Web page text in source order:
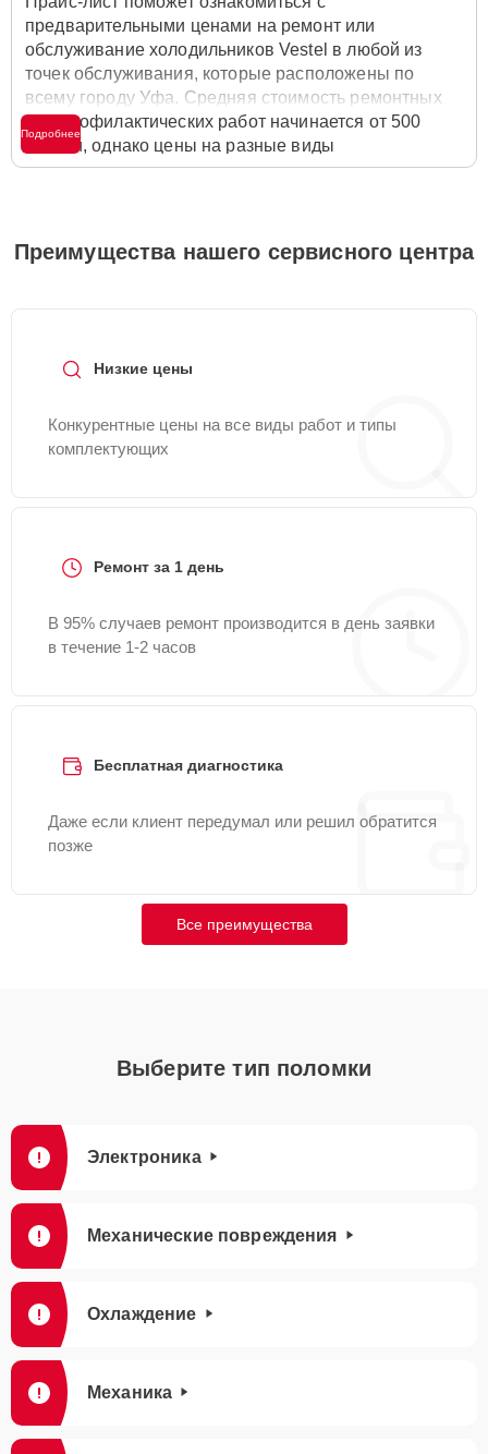
предварительными ценами на ремонт или
обслуживание холодильников Vestel в любой из
точек обслуживания, которые расположены по
всему городу Уфа. Средняя стоимость ремонтных
или профилактических работ начинается от 500
рублей, однако цены на разные виды
комплектующих могут различаться. Полную
службы заботы о клиентах. Для расчета итоговой
стоимости ремонта холодильника достаточно
Подробнее
Преимущества нашего сервисного центра
Низкие цены
Конкурентные цены на все виды работ и типы
комплектующих
Ремонт за 1 день
В 95% случаев ремонт производится в день заявки
в течение 1-2 часов
Бесплатная диагностика
Даже если клиент передумал или решил обратится
позже
Все преимущества
Выберите тип поломки
Электроника
Механические повреждения
Охлаждение
Механика